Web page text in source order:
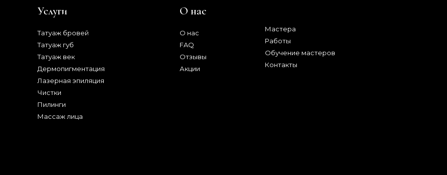
Услуги
Татуаж бровей
Татуаж губ
Татуаж век
Дермопигментация
Лазерная эпиляция
Чистки
Пилинги
Массаж лица
О нас
О нас
FAQ
Отзывы
Акции
Мастера
Работы
Обучение мастеров
Контакты